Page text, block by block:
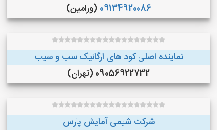
09134920086 (ورامین)
نماینده اصلی کود های ارگانیک سب و سیب
09056922732 (تهران)
شرکت شیمی آمایش پارس